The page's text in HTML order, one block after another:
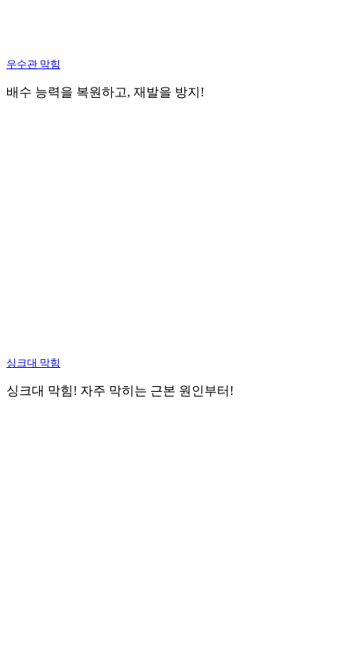
우수관 막힘
배수 능력을 복원하고, 재발을 방지!
싱크대 막힘
싱크대 막힘! 자주 막히는 근본 원인부터!